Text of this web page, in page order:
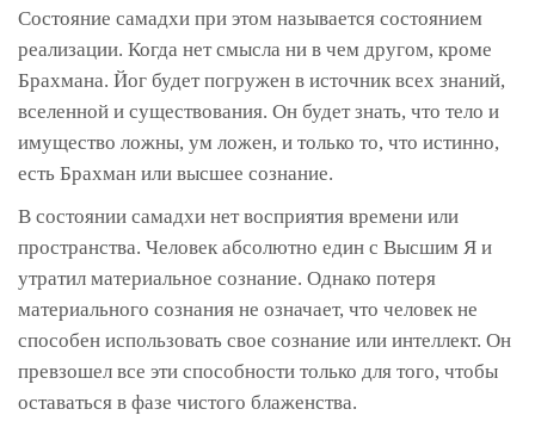
Состояние самадхи при этом называется состоянием
реализации. Когда нет смысла ни в чем другом, кроме
Брахмана. Йог будет погружен в источник всех знаний,
вселенной и существования. Он будет знать, что тело и
имущество ложны, ум ложен, и только то, что истинно,
есть Брахман или высшее сознание.
В состоянии самадхи нет восприятия времени или
пространства. Человек абсолютно един с Высшим Я и
утратил материальное сознание. Однако потеря
материального сознания не означает, что человек не
способен использовать свое сознание или интеллект. Он
превзошел все эти способности только для того, чтобы
оставаться в фазе чистого блаженства.